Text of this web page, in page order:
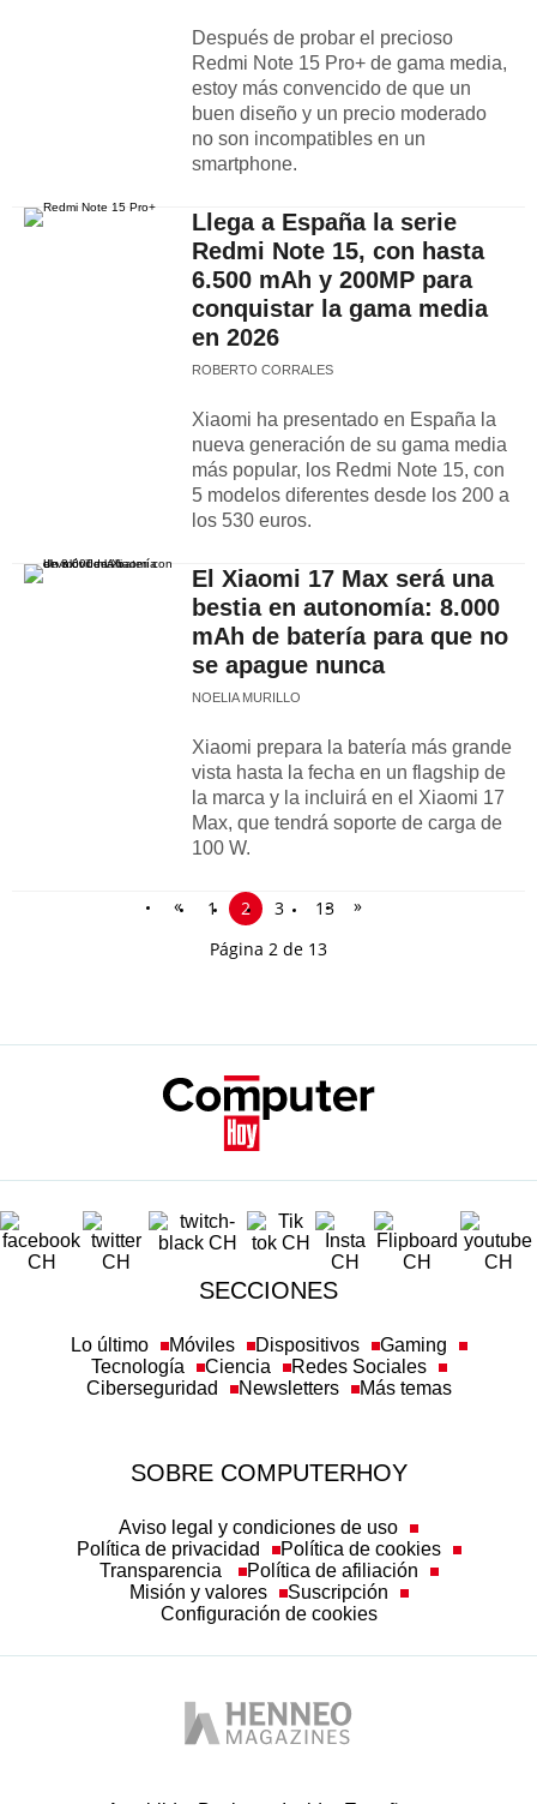
Después de probar el precioso
Redmi Note 15 Pro+ de gama media,
estoy más convencido de que un
buen diseño y un precio moderado
no son incompatibles en un
smartphone.
Llega a España la serie
Redmi Note 15, con hasta
6.500 mAh y 200MP para
conquistar la gama media
en 2026
ROBERTO CORRALES
Xiaomi ha presentado en España la
nueva generación de su gama media
más popular, los Redmi Note 15, con
5 modelos diferentes desde los 200 a
los 530 euros.
El Xiaomi 17 Max será una
bestia en autonomía: 8.000
mAh de batería para que no
se apague nunca
NOELIA MURILLO
Xiaomi prepara la batería más grande
vista hasta la fecha en un flagship de
la marca y la incluirá en el Xiaomi 17
Max, que tendrá soporte de carga de
100 W.
« 1 2 3 13
»
Página 2 de 13
SECCIONES
Lo último Móviles Dispositivos
Gaming
Tecnología
Ciencia
Redes Sociales
Ciberseguridad
Newsletters Más temas
SOBRE COMPUTERHOY
Aviso legal y condiciones de uso
Política de privacidad
Política de cookies
Transparencia
Política de afiliación
Misión y valores
Suscripción
Configuración de cookies